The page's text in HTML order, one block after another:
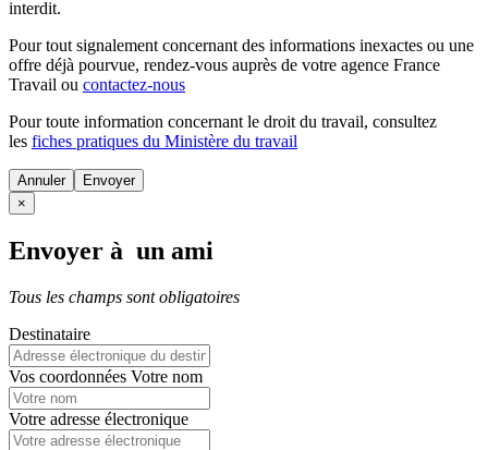
interdit.
Pour tout signalement concernant des informations inexactes ou une
offre déjà pourvue, rendez-vous auprès de votre agence France
Travail ou contactez-nous
Pour toute information concernant le droit du travail, consultez
les fiches pratiques du Ministère du travail
Annuler
×
Envoyer à un ami
Tous les champs sont obligatoires
Destinataire
Vos coordonnées Votre nom
Votre adresse électronique